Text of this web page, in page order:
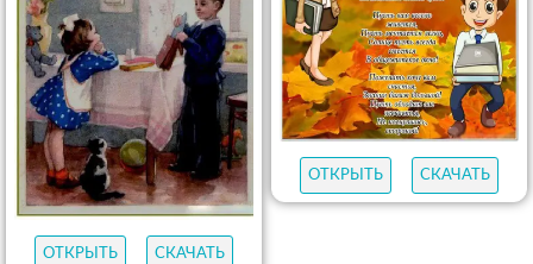
ОТКРЫТЬ СКАЧАТЬ
ОТКРЫТЬ СКАЧАТЬ